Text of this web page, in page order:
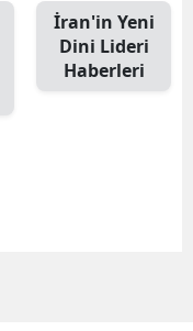
Isparta
Mersin
İran'in Yeni
Dini Lideri
Haberleri